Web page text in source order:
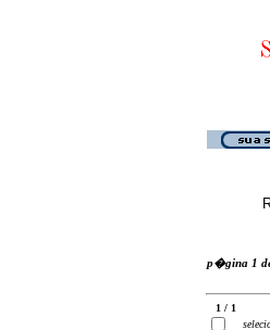
p�gina 1
1 / 1